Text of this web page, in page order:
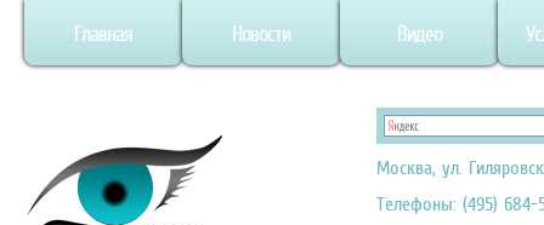
Главная Новости Видео
Москва, ул.
Телефоны: (495) 684-